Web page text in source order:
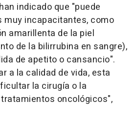
indicado que "puede
muy incapacitantes, como
amarillenta de la piel
de la bilirrubina en sangre),
de apetito o cansancio".
a la calidad de vida, esta
la cirugía o la
oncológicos",